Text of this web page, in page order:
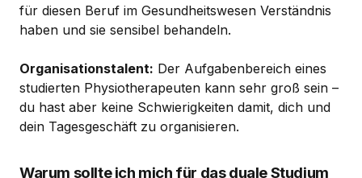
für diesen Beruf im Gesundheitswesen Verständnis
haben und sie sensibel behandeln.
Organisationstalent: Der Aufgabenbereich eines
studierten Physiotherapeuten kann sehr groß sein –
du hast aber keine Schwierigkeiten damit, dich und
dein Tagesgeschäft zu organisieren.
Warum sollte ich mich für das duale Studium